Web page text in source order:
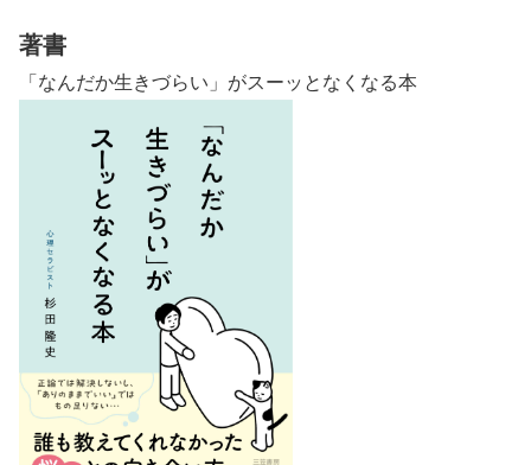
著書
「なんだか生きづらい」がスーッとなくなる本